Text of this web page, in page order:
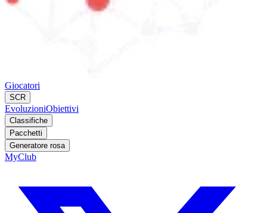
Giocatori
SCR
EvoluzioniObiettivi
Classifiche
Pacchetti
Generatore rosa
MyClub